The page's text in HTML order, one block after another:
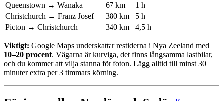
Queenstown → Wanaka
67 km
1 h
Christchurch → Franz Josef
380 km
5 h
Picton → Christchurch
340 km 4,5 h
Viktigt: Google Maps underskattar restiderna i Nya Zeeland med
10–20 procent. Vägarna är kurviga, det finns långsamma lastbilar,
och du kommer att vilja stanna för foton. Lägg alltid till minst 30
minuter extra per 3 timmars körning.